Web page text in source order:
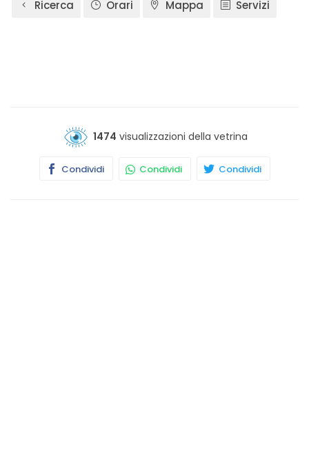
Ricerca Orari Mappa Servizi
1474 visualizzazioni della vetrina
Condividi Condividi Condividi